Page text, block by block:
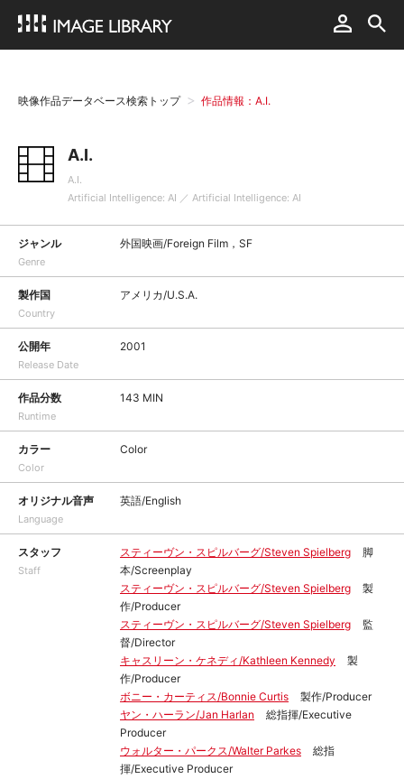
映像作品データベース検索トップ 作品情報：A.I.
A.I.
A.I.
Artificial Intelligence: AI ／ Artificial Intelligence: AI
ジャンル
Genre
外国映画/Foreign Film，SF
製作国
Country
アメリカ/U.S.A.
公開年
Release Date
2001
作品分数
Runtime
143 MIN
カラー
Color
Color
オリジナル音声
Language
英語/English
スタッフ
Staff
スティーヴン・スピルバーグ/Steven Spielberg
脚
本/Screenplay
スティーヴン・スピルバーグ/Steven Spielberg
製
作/Producer
スティーヴン・スピルバーグ/Steven Spielberg
監
督/Director
キャスリーン・ケネディ/Kathleen Kennedy
製
作/Producer
ボニー・カーティス/Bonnie Curtis
製作/Producer
ヤン・ハーラン/Jan Harlan
総指揮/Executive
Producer
ウォルター・パークス/Walter Parkes
総指
揮/Executive Producer